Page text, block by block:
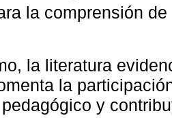
la comprensión
la literatura
la
y